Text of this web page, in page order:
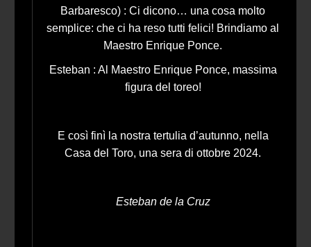
Barbaresco) : Ci dicono… una cosa molto
semplice: che ci ha reso tutti felici! Brindiamo al
Maestro Enrique Ponce.
Esteban : Al Maestro Enrique Ponce, massima
figura del toreo!
E così finì la nostra tertulia d’autunno, nella
Casa del Toro, una sera di ottobre 2024.
Esteban de la Cruz